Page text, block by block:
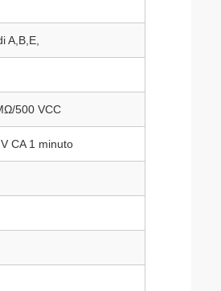
A,B,E,
500 VCC
CA 1 minuto